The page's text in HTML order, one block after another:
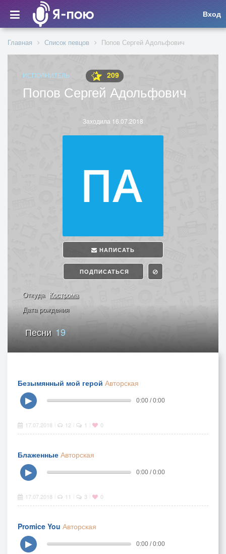
Вход
Главная Список певцов Попов Сергей Адольфович
ИСПОЛНИТЕЛЬ 209
Попов Сергей Адольфович
Заходила 16.07.2018
НАПИСАТЬ
ПОДПИСАТЬСЯ
Откуда Кострома
Дата рождения
Песни 19
Безымянный мой герой Авторская
▶
0:00 / 0:00
17.07.2018 12 1 0
Блаженные Авторская
▶
0:00 / 0:00
17.07.2018 11 3 0
Promice You Авторская
▶
0:00 / 0:00